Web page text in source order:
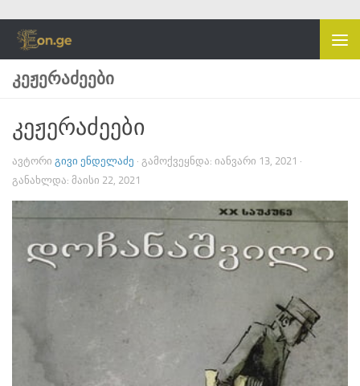
Skip to content
ᲙᲔᲟᲔᲠᲐᲫᲔᲔᲑᲘ
კეჟერაძეები
ᲐᲕᲢᲝᲠᲘ ᲒᲘᲕᲘ ᲔᲜᲓᲔᲚᲐᲫᲔ · ᲒᲐᲛᲝᲥᲕᲔᲧᲜᲓᲐ: ᲘᲐᲜᲕᲐᲠᲘ 13, 2021 ·
ᲒᲐᲜᲐᲮᲚᲓᲐ: ᲛᲐᲘᲡᲘ 22, 2021